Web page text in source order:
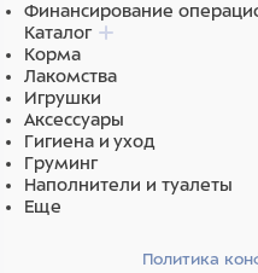
Финансирование
Каталог
Корма
Лакомства
Игрушки
Аксессуары
Гигиена и уход
Груминг
Наполнители и туалеты
Еще
Политика